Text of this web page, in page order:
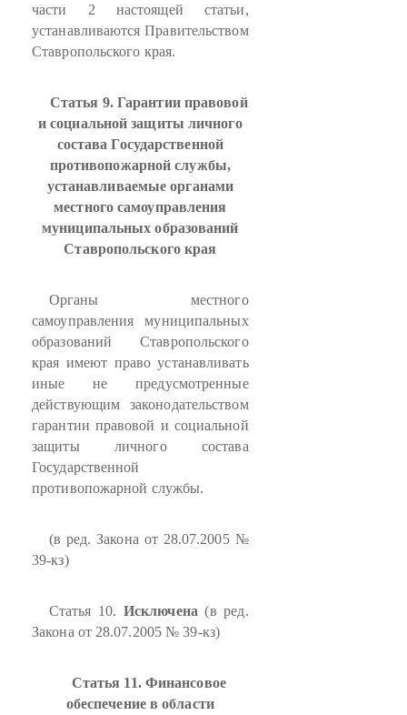
части 2 настоящей статьи,
устанавливаются Правительством
Ставропольского края.
Статья 9. Гарантии правовой
и социальной защиты личного
состава Государственной
противопожарной службы,
устанавливаемые органами
местного самоуправления
муниципальных образований
Ставропольского края
Органы местного
самоуправления муниципальных
образований Ставропольского
края имеют право устанавливать
иные не предусмотренные
действующим законодательством
гарантии правовой и социальной
защиты личного состава
Государственной
противопожарной службы.
(в ред. Закона от 28.07.2005 №
39-кз)
Статья 10. Исключена (в ред.
Закона от 28.07.2005 № 39-кз)
Статья 11. Финансовое
обеспечение в области